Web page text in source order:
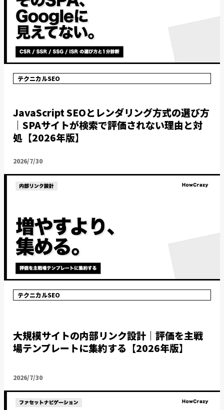
テクニカルSEO
JavaScript SEOとレンダリング方式の選び方
｜SPAサイトが検索で評価されない理由と対
処【2026年版】
2026/7/30
テクニカルSEO
大規模サイトの内部リンク設計｜評価を主戦
場テンプレートに集約する【2026年版】
2026/7/30